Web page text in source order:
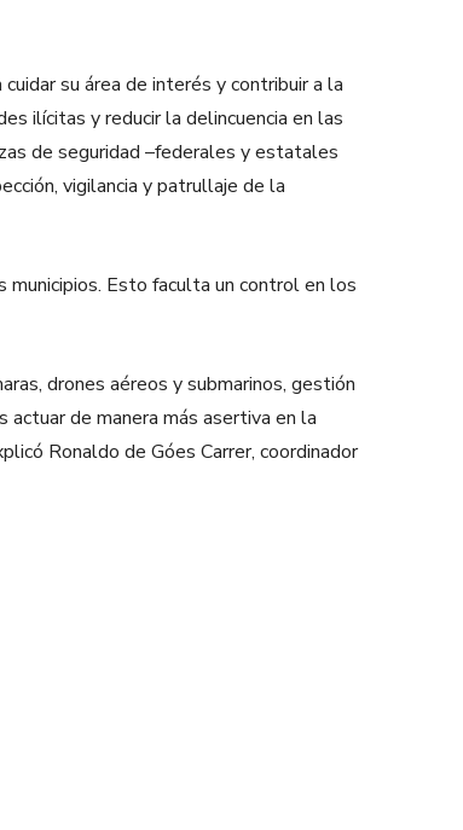
su área de interés y contribuir a la
ilícitas y reducir la delincuencia en las
de seguridad –federales y estatales
vigilancia y patrullaje de la
Esto faculta un control en los
drones aéreos y submarinos, gestión
de manera más asertiva en la
Ronaldo de Góes Carrer, coordinador